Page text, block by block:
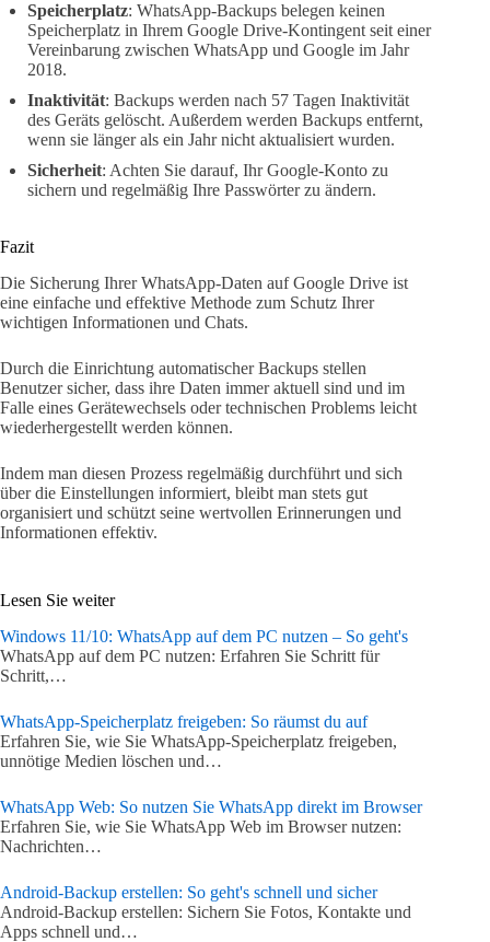
Speicherplatz: WhatsApp-Backups belegen keinen
Speicherplatz in Ihrem Google Drive-Kontingent seit einer
Vereinbarung zwischen WhatsApp und Google im Jahr
2018.
Inaktivität: Backups werden nach 57 Tagen Inaktivität
des Geräts gelöscht. Außerdem werden Backups entfernt,
wenn sie länger als ein Jahr nicht aktualisiert wurden.
Sicherheit: Achten Sie darauf, Ihr Google-Konto zu
sichern und regelmäßig Ihre Passwörter zu ändern.
Fazit
Die Sicherung Ihrer WhatsApp-Daten auf Google Drive ist
eine einfache und effektive Methode zum Schutz Ihrer
wichtigen Informationen und Chats.
Durch die Einrichtung automatischer Backups stellen
Benutzer sicher, dass ihre Daten immer aktuell sind und im
Falle eines Gerätewechsels oder technischen Problems leicht
wiederhergestellt werden können.
Indem man diesen Prozess regelmäßig durchführt und sich
über die Einstellungen informiert, bleibt man stets gut
organisiert und schützt seine wertvollen Erinnerungen und
Informationen effektiv.
Lesen Sie weiter
Windows 11/10: WhatsApp auf dem PC nutzen – So geht's
WhatsApp auf dem PC nutzen: Erfahren Sie Schritt für
Schritt,…
WhatsApp-Speicherplatz freigeben: So räumst du auf
Erfahren Sie, wie Sie WhatsApp-Speicherplatz freigeben,
unnötige Medien löschen und…
WhatsApp Web: So nutzen Sie WhatsApp direkt im Browser
Erfahren Sie, wie Sie WhatsApp Web im Browser nutzen:
Nachrichten…
Android-Backup erstellen: So geht's schnell und sicher
Android-Backup erstellen: Sichern Sie Fotos, Kontakte und
Apps schnell und…